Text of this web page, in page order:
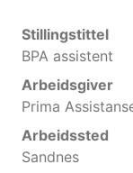
Stillingstittel
BPA assistent
Arbeidsgiver
Prima
Arbeidssted
Sandnes